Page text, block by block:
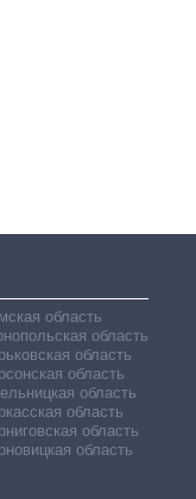
область
область
область
область
область
область
область
область